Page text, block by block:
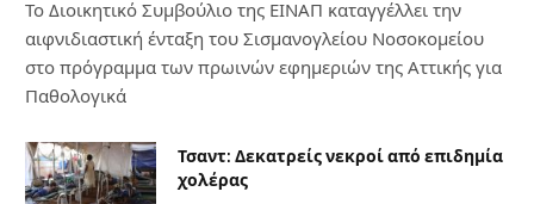
Το Διοικητικό Συμβούλιο της ΕΙΝΑΠ καταγγέλλει την
αιφνιδιαστική ένταξη του Σισμανογλείου Νοσοκομείου
στο πρόγραμμα των πρωινών εφημεριών της Αττικής για
Παθολογικά
Τσαντ: Δεκατρείς νεκροί από επιδημία
χολέρας